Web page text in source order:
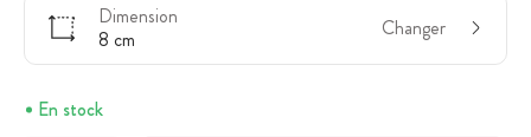
Dimension
8 cm
Changer
En stock